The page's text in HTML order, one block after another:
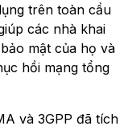
trên toàn cầu
các nhà khai
mật của họ và
hồi mạng tổng
và 3GPP đã tích